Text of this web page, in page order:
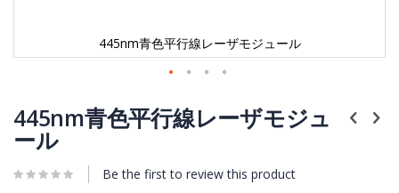
445nm青色平行線レーザモジュール
to
the
beginning
the
445nm青色平行線レーザモジュ
ール
Be the first to review this product